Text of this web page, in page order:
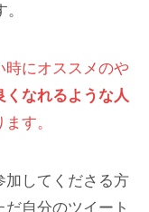
時にオススメのや
くなれるような人
す。
加してくださる方
自分のツイート